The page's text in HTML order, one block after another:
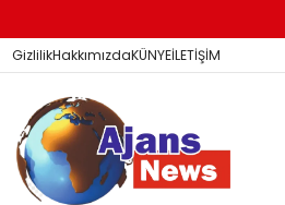
GizlilikHakkımızdaKÜNYEİLETİŞİM